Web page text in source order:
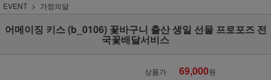
EVENT 가정의달
어메이징 키스 (b_0106) 꽃바구니 출산 생일 선물 프로포즈 전
국꽃배달서비스
상품가 69,000원